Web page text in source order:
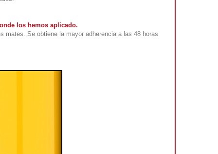
los hemos aplicado.
mates. Se obtiene la mayor adherencia a las 48 horas